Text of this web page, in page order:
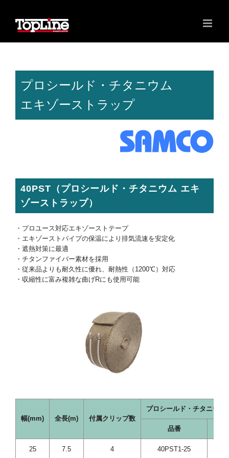
プロシールド・チタニウム
エキゾーストラップ
40PST（プロシールド・チタニウム エキ
ゾーストラップ）
・プロユース対応エキゾーストテープ
・エキゾーストパイプの保温により排気流速を安定化
・遮熱対策に最適
・チタンファイバー素材を採用
・従来品よりも耐久性に優れ、耐熱性（1200℃）対応
・収縮性に富み複雑な曲げRにも使用可能
幅(mm) 全長(m) 付属クリップ数
プロシールド・チタニウ
品番
25 7.5 4 40PST1-25